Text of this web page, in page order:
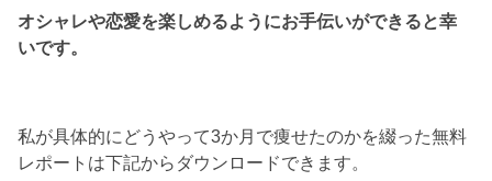
オシャレや恋愛を楽しめるようにお手伝いができると幸
いです。
私が具体的にどうやって3か月で痩せたのかを綴った無料
レポートは下記からダウンロードできます。